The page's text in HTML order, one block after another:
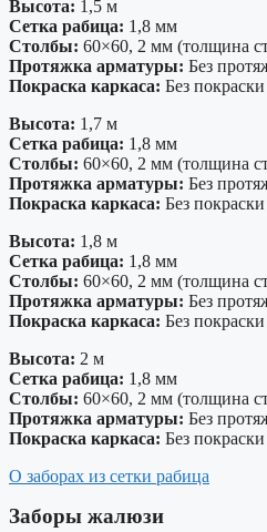
Высота: 1,5 м
Сетка рабица: 1,8 мм
Столбы: 60×60, 2 мм (толщина
Протяжка арматуры: Без
Покраска каркаса: Без покраски
Высота: 1,7 м
Сетка рабица: 1,8 мм
Столбы: 60×60, 2 мм (толщина
Протяжка арматуры: Без
Покраска каркаса: Без покраски
Высота: 1,8 м
Сетка рабица: 1,8 мм
Столбы: 60×60, 2 мм (толщина
Протяжка арматуры: Без
Покраска каркаса: Без покраски
Высота: 2 м
Сетка рабица: 1,8 мм
Столбы: 60×60, 2 мм (толщина
Протяжка арматуры: Без
Покраска каркаса: Без покраски
О заборах из сетки рабица
Заборы жалюзи